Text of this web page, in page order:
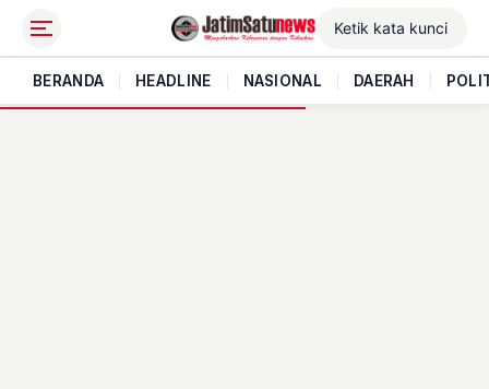
BERANDA HEADLINE NASIONAL DAERAH